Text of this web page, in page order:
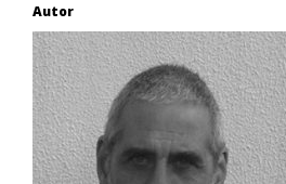
Autor